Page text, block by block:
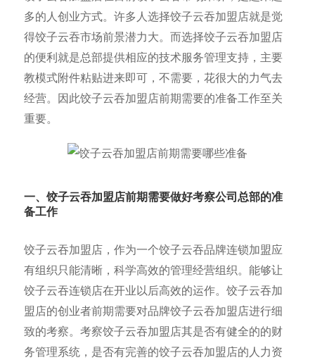
多的人创业方式。许多人选择饺子云吞加盟店就是觉
得饺子云吞市场前景潜力大。而选择饺子云吞加盟店
的便利就是总部提供相应的技术服务管理支持，主要
教模式附件粘贴进来即可，不需要，花很大的力气去
经营。因此饺子云吞加盟店前期需要的准备工作至关
重要。
一、饺子云吞加盟店前期需要做好考察公司总部的准
备工作
饺子云吞加盟店，作为一个饺子云吞品牌连锁加盟应
有组织只能清晰，科学高效的管理经营组织。能够让
饺子云吞连锁店在开业以后高效的运作。饺子云吞加
盟店的创业者前期需要对品牌饺子云吞加盟店进行细
致的考察。考察饺子云吞加盟店其是否有健全的的财
务管理系统，是否有完善的饺子云吞加盟店的人力资